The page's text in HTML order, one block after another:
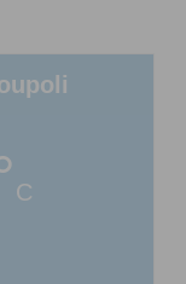
C